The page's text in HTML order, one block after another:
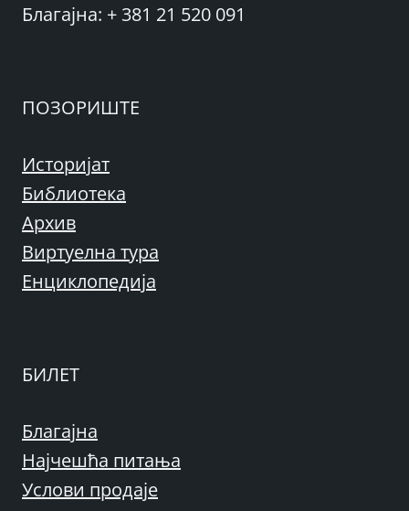
Благајна: + 381 21 520 091
ПОЗОРИШТЕ
Историјат
Библиотека
Архив
Виртуелна тура
Енциклопедија
БИЛЕТ
Благајна
Најчешћа питања
Услови продаје